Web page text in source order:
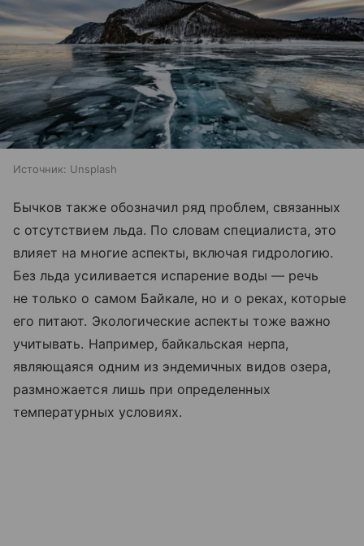
Источник: Unsplash
Бычков также обозначил ряд проблем, связанных
с отсутствием льда. По словам специалиста, это
влияет на многие аспекты, включая гидрологию.
Без льда усиливается испарение воды — речь
не только о самом Байкале, но и о реках, которые
его питают. Экологические аспекты тоже важно
учитывать. Например, байкальская нерпа,
являющаяся одним из эндемичных видов озера,
размножается лишь при определенных
температурных условиях.